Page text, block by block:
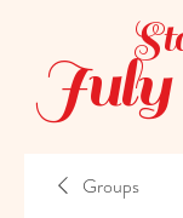
July
Groups